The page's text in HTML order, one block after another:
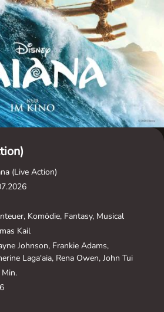
(Live Action)
Komödie, Fantasy, Musical
Kail
Johnson, Frankie Adams,
Laga'aia, Rena Owen, John Tui